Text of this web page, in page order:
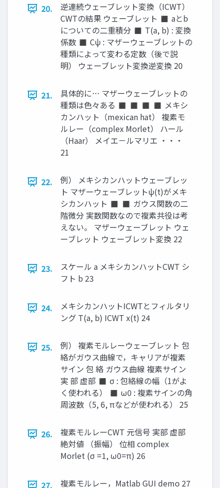
20.
逆連続ウェーブレット変換（ICWT）
CWTの結果 ウェーブレット ◼ aとb
についての二重積分 ◼ T(a, b) : 変換
係数 ◼ Cψ : マザーウェーブレットの
種類によって変わる定数（後で説
明） ウェーブレット変換逆変換 20
21.
具体的に… マザーウェーブレットの
種類は色々ある ◼ ◼ ◼ ◼ メキシ
カンハット（mexican hat） 複素モ
ルレー（complex Morlet） ハール
（Haar） メイエ－ルマリエ ・・・
21
22.
例） メキシカンハットウェーブレッ
ト マザーウェーブレットψ(t)がメキ
シカンハット ◼ ◼ ガウス関数の二
階微分 実数関数なので複素共役は考
えない。 マザーウェーブレット ウェ
ーブレット ウェーブレット変換 22
23.
スケール a メキシカンハットCWT シ
フト b 23
24.
メキシカンハットICWTとフィルタリ
ング T(a, b) ICWT x(t) 24
25.
例） 複素モルレーウェーブレット 包
絡がガウス曲線で，キャリアが複素
サイン 包 絡 ガウス曲線 複素サイン
実 部 虚部 ◼ σ : 包絡線の幅（1がよ
く使われる） ◼ ω0 : 複素サインの角
周波数（5, 6, πなどが使われる） 25
26.
複素モルレーCWT 元信号 実部 虚部
絶対値 （振幅） 位相 complex
Morlet (σ =1, ω0=π) 26
27. 複素モルレー，Matlab GUI demo 27